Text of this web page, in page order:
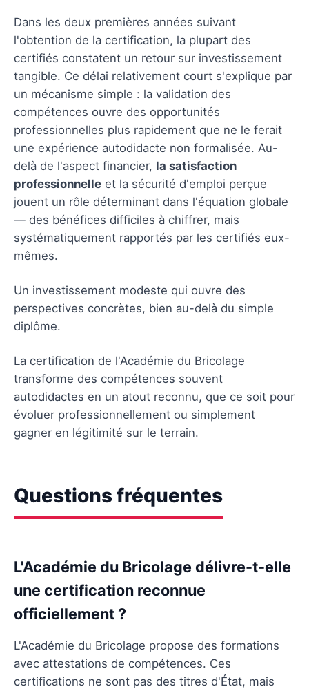
Dans les deux premières années suivant
l'obtention de la certification, la plupart des
certifiés constatent un retour sur investissement
tangible. Ce délai relativement court s'explique par
un mécanisme simple : la validation des
compétences ouvre des opportunités
professionnelles plus rapidement que ne le ferait
une expérience autodidacte non formalisée. Au-
delà de l'aspect financier, la satisfaction
professionnelle et la sécurité d'emploi perçue
jouent un rôle déterminant dans l'équation globale
— des bénéfices difficiles à chiffrer, mais
systématiquement rapportés par les certifiés eux-
mêmes.
Un investissement modeste qui ouvre des
perspectives concrètes, bien au-delà du simple
diplôme.
La certification de l'Académie du Bricolage
transforme des compétences souvent
autodidactes en un atout reconnu, que ce soit pour
évoluer professionnellement ou simplement
gagner en légitimité sur le terrain.
Questions fréquentes
L'Académie du Bricolage délivre-t-elle
une certification reconnue
officiellement ?
L'Académie du Bricolage propose des formations
avec attestations de compétences. Ces
certifications ne sont pas des titres d'État, mais